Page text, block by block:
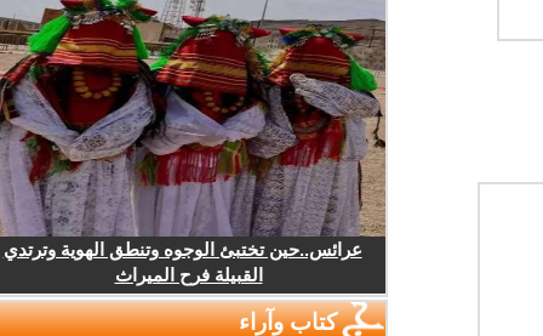
عرائس..حين تختبئ الوجوه وتنطق الهوية وترتدي
القبيلة فرح الميراث
كتاب وآراء